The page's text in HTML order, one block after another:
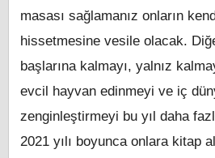
masası sağlamanız onların
hissetmesine vesile olacak.
başlarına kalmayı, yalnız
evcil hayvan edinmeyi ve iç
zenginleştirmeyi bu yıl daha
2021 yılı boyunca onlara kitap